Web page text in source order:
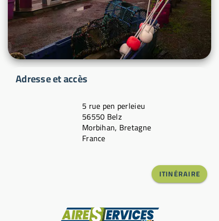
Adresse et accès
5 rue pen perleieu
56550 Belz
Morbihan, Bretagne
France
ITINÉRAIRE